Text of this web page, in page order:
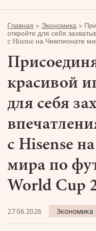
Главная > Экономика >
откройте для себя
с Hisense на Чемпионате
красивой
для себя
с Hisense
мира по
World Cup
27.06.2026 Экономика